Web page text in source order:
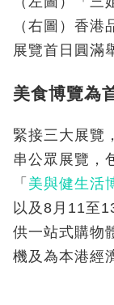
（右圖）香
展覽首日圓滿
美食博覽為
緊接三大展覽
串公眾展覽，
「 美與健生活
以及8月11至
供一站式購物
機及為本港經